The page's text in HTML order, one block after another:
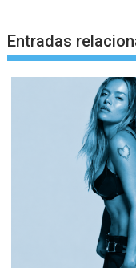
Entradas